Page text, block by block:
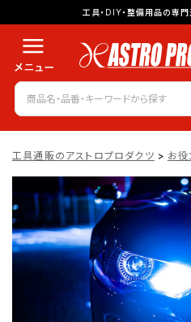
工具・DIY・整備用品の専
工具通販のアストロプロダクツ > お役